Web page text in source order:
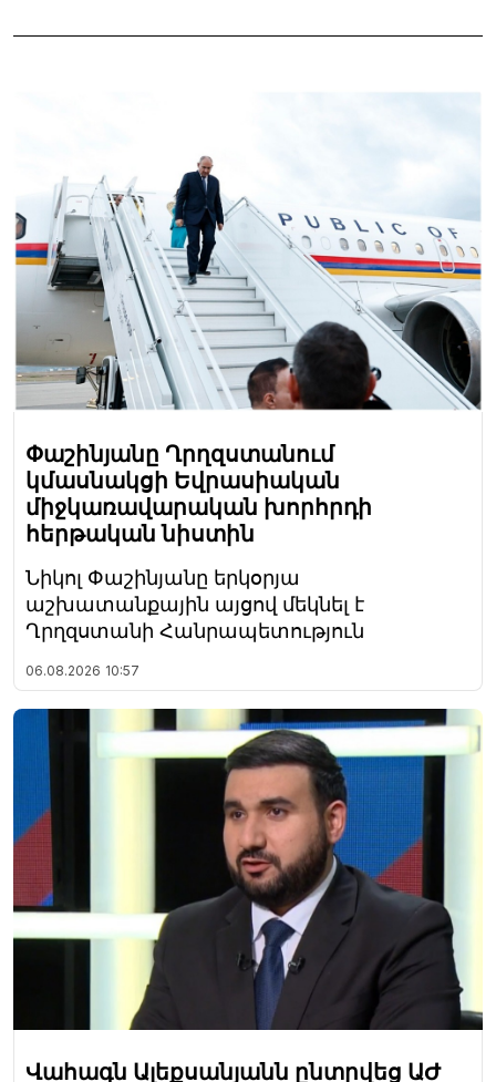
Փաշինյանը Ղրղզստանում
կմասնակցի Եվրասիական
միջկառավարական խորհրդի
հերթական նիստին
Նիկոլ Փաշինյանը երկօրյա
աշխատանքային այցով մեկնել է
Ղրղզստանի Հանրապետություն
06.08.2026 10:57
Վահագն Ալեքսանյանն ընտրվեց ԱԺ